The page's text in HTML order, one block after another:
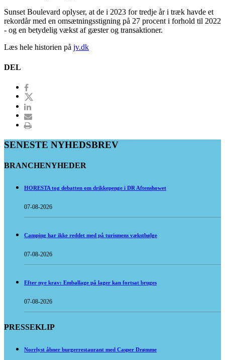
Sunset Boulevard oplyser, at de i 2023 for tredje år i træk havde et
rekordår med en omsætningsstigning på 27 procent i forhold til 2022
- og en betydelig vækst af gæster og transaktioner.
Læs hele historien på jv.dk
DEL
SENESTE NYHEDSBREV
BRANCHENYHEDER
HORESTA tog debatten om drikkepenge i DR Aftenshowet
07-08-2026
Camping har ikke reddet med på turismens vækstbølge
07-08-2026
Efter nye krav: Emballage på lager kan fortsat bruges
07-08-2026
PRESSEKLIP
Norrlyst åbner burgerrestaurant med Casper Drømme